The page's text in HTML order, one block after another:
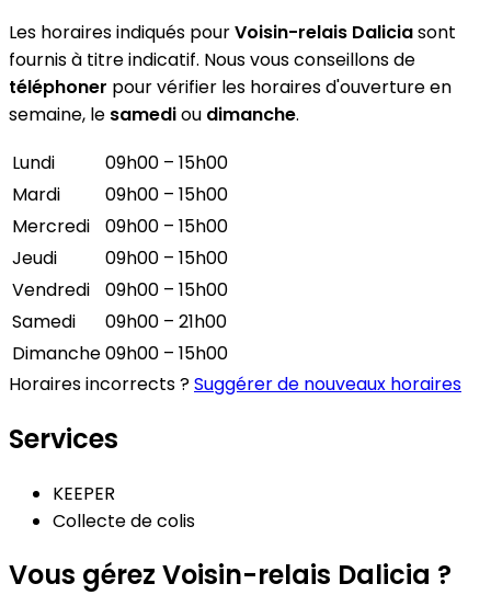
Les horaires indiqués pourVoisin-relais Daliciasont
fournis à titre indicatif. Nous vous conseillons de
téléphoner pour vérifier les horaires d'ouverture en
semaine, le samediou dimanche.
Lundi
09h00 – 15h00
Mardi
09h00 – 15h00
Mercredi
09h00 – 15h00
Jeudi
09h00 – 15h00
Vendredi
09h00 – 15h00
Samedi
09h00 – 21h00
Dimanche09h00 – 15h00
Horaires incorrects ?Suggérer de nouveaux horaires
Services
KEEPER
Collecte de colis
Vous gérez Voisin-relais Dalicia ?